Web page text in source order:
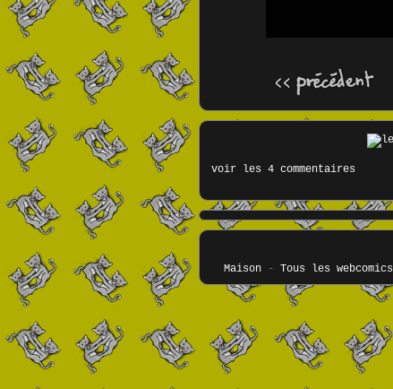
voir les 4 commentaires
Maison- Tous les webcomics